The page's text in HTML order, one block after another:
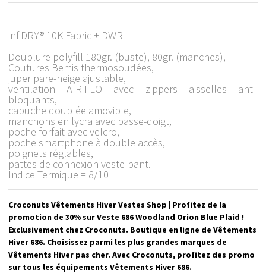
infiDRY® 10K Fabric + DWR
Doublure polyfill 180gr. (buste), 80gr. (manches),
Coutures Bemis thermosoudées,
juper pare-neige ajustable,
ventilation AIR-FLO avec zippers aisselles anti-
bloquants,
capuche doublée amovible,
manchons en lycra avec passe-doigt,
poche forfait avec velcro,
poche smartphone à double accès,
poignets réglables,
pattes de connexion veste-pant.
Indice Termique = 8/10
Croconuts Vêtements Hiver Vestes Shop | Profitez de la
promotion de 30% sur Veste 686 Woodland Orion Blue Plaid !
Exclusivement chez Croconuts. Boutique en ligne de Vêtements
Hiver 686. Choisissez parmi les plus grandes marques de
Vêtements Hiver pas cher. Avec Croconuts, profitez des promo
sur tous les équipements Vêtements Hiver 686.